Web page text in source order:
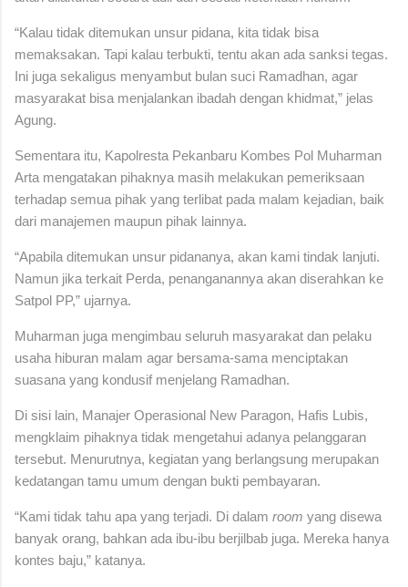
“Kalau tidak ditemukan unsur pidana, kita tidak bisa
memaksakan. Tapi kalau terbukti, tentu akan ada sanksi tegas.
Ini juga sekaligus menyambut bulan suci Ramadhan, agar
masyarakat bisa menjalankan ibadah dengan khidmat,” jelas
Agung.
Sementara itu, Kapolresta Pekanbaru Kombes Pol Muharman
Arta mengatakan pihaknya masih melakukan pemeriksaan
terhadap semua pihak yang terlibat pada malam kejadian, baik
dari manajemen maupun pihak lainnya.
“Apabila ditemukan unsur pidananya, akan kami tindak lanjuti.
Namun jika terkait Perda, penanganannya akan diserahkan ke
Satpol PP,” ujarnya.
Muharman juga mengimbau seluruh masyarakat dan pelaku
usaha hiburan malam agar bersama-sama menciptakan
suasana yang kondusif menjelang Ramadhan.
Di sisi lain, Manajer Operasional New Paragon, Hafis Lubis,
mengklaim pihaknya tidak mengetahui adanya pelanggaran
tersebut. Menurutnya, kegiatan yang berlangsung merupakan
kedatangan tamu umum dengan bukti pembayaran.
“Kami tidak tahu apa yang terjadi. Di dalam room yang disewa
banyak orang, bahkan ada ibu-ibu berjilbab juga. Mereka hanya
kontes baju,” katanya.